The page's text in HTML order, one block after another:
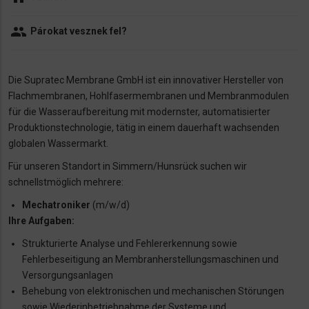
people Párokat vesznek fel?
Die Supratec Membrane GmbH ist ein innovativer Hersteller von
Flachmembranen, Hohlfasermembranen und Membranmodulen
für die Wasseraufbereitung mit modernster, automatisierter
Produktionstechnologie, tätig in einem dauerhaft wachsenden
globalen Wassermarkt.
Für unseren Standort in Simmern/Hunsrück suchen wir
schnellstmöglich mehrere:
Mechatroniker (m/w/d)
Ihre Aufgaben:
Strukturierte Analyse und Fehlererkennung sowie
Fehlerbeseitigung an Membranherstellungsmaschinen und
Versorgungsanlagen
Behebung von elektronischen und mechanischen Störungen